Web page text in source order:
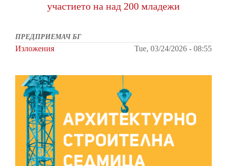
участието на над 200 младежи
ПРЕДПРИЕМАЧ БГ
Изложения Tue, 03/24/2026 - 08:55